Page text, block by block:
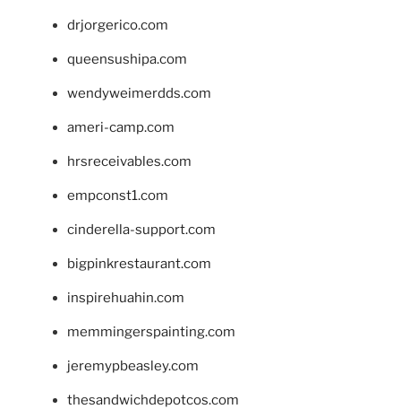
drjorgerico.com
queensushipa.com
wendyweimerdds.com
ameri-camp.com
hrsreceivables.com
empconst1.com
cinderella-support.com
bigpinkrestaurant.com
inspirehuahin.com
memmingerspainting.com
jeremypbeasley.com
thesandwichdepotcos.com